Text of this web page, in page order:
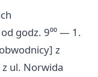
godz. 9⁰⁰ — 1.
z
ul. Norwida